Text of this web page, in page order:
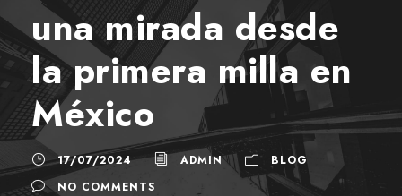
una mirada desde
la primera milla en
México
17/07/2024 ADMIN
BLOG
NO COMMENTS